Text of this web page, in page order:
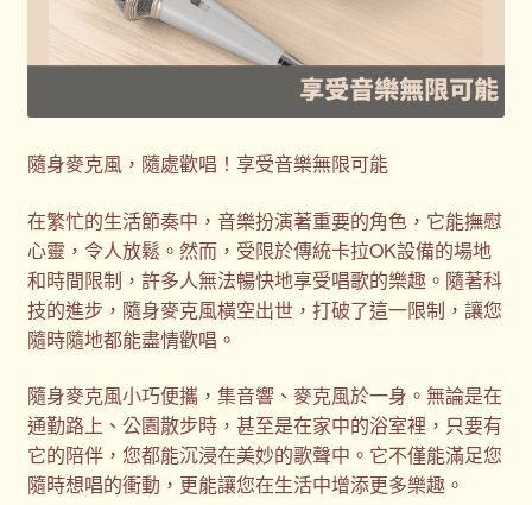
客製禮品資訊
我的帳號
春酒禮品
禮品
禮品公司
隨身麥克風，隨處歡唱！享受音樂無限可能
在繁忙的生活節奏中，音樂扮演著重要的角色，它能撫慰
心靈，令人放鬆。然而，受限於傳統卡拉OK設備的場地
和時間限制，許多人無法暢快地享受唱歌的樂趣。隨著科
技的進步，隨身麥克風橫空出世，打破了這一限制，讓您
隨時隨地都能盡情歡唱。
隨身麥克風小巧便攜，集音響、麥克風於一身。無論是在
通勤路上、公園散步時，甚至是在家中的浴室裡，只要有
它的陪伴，您都能沉浸在美妙的歌聲中。它不僅能滿足您
隨時想唱的衝動，更能讓您在生活中增添更多樂趣。